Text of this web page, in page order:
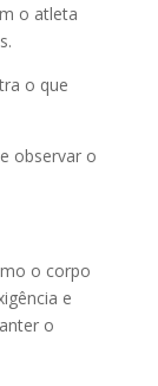
o atleta
o que
observar o
o corpo
e
o